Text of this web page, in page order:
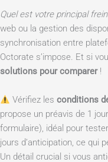
Quel est votre principal
web ou la gestion des
synchronisation entre
Octorate s’impose. Et si
solutions pour comparer!
Vérifiez lesconditions
propose un préavis de 1
formulaire), idéal pour
jours d’anticipation, ce qui
Un détail crucial si vous